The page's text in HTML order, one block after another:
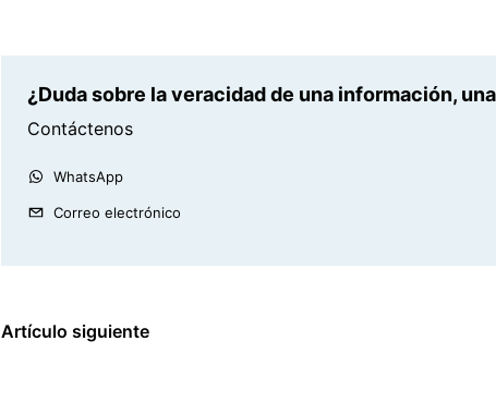
¿Duda sobre la veracidad de una información,
Contáctenos
WhatsApp
Correo electrónico
Artículo siguiente